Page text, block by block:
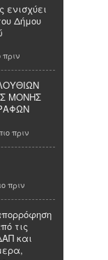
Δήμου
πριν
ΜΟΝΗΣ
πριν
πριν
τις
και